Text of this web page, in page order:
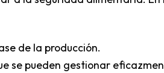
de la producción.
se pueden gestionar